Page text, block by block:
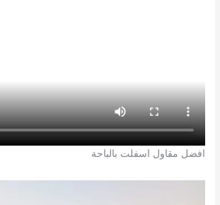
افضل مقاول اسفلت بالباحة